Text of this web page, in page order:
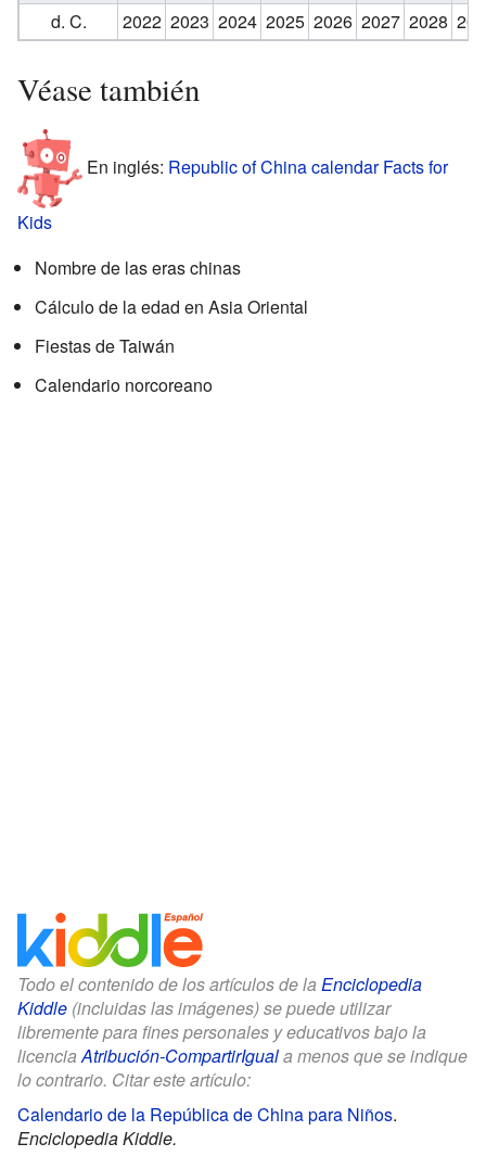
d. C.
2022 2023 2024 2025 2026 2027 2028
Véase también
En inglés: Republic of China calendar Facts for
Kids
Nombre de las eras chinas
Cálculo de la edad en Asia Oriental
Fiestas de Taiwán
Calendario norcoreano
Todo el contenido de los artículos de la Enciclopedia
Kiddle (incluidas las imágenes) se puede utilizar
libremente para fines personales y educativos bajo la
licenciaAtribución-CompartirIguala menos que se indique
lo contrario. Citar este artículo:
Calendario de la República de China para Niños.
Enciclopedia Kiddle.